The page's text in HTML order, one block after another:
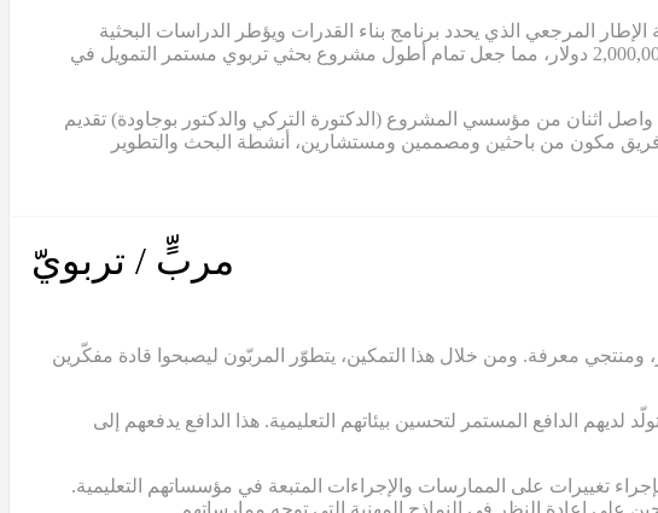
الإطار المرجعي الذي يحدد برنامج بناء القدرات ويؤطر الدراسات البحثية
لمشروع تمام. كما ساهم هذا النموذج في الحصول على ثلاث منح إضافية من مؤسسة الفكر العربي، بلغ مجموعها حوالي 2,000,000 دولار، مما جعل تمام أطول مشروع بحثي تربوي مستمر التمويل في
بينما واصل اثنان من مؤسسي المشروع (الدكتورة التركي والدكتور بوجاودة) تقديم
فريق مكون من باحثين ومصممين ومستشارين، أنشطة البحث والتطوير
مربٍّ / تربويّ
ومنتجي معرفة. ومن خلال هذا التمكين، يتطوّر المربّون ليصبحوا قادة مفكّرين
الدافع المستمر لتحسين بيئاتهم التعليمية. هذا الدافع يدفعهم إلى
تغييرات على الممارسات والإجراءات المتبعة في مؤسساتهم التعليمية.
على إعادة النظر في النماذج المهنية التي توجه ممارساتهم.